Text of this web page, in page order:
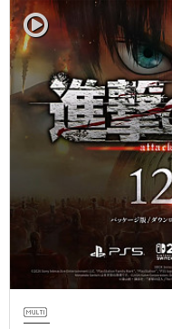
인Pocketpair의 정식 라이선스
기반으로 한…